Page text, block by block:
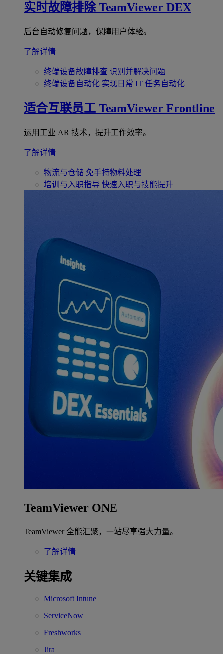
实时故障排除 TeamViewer DEX
后台自动修复问题，保障用户体验。
了解详情
终端设备故障排查 识别并解决问题
终端设备自动化 实现日常 IT 任务自动化
适合互联员工 TeamViewer Frontline
运用工业 AR 技术，提升工作效率。
了解详情
物流与仓储 免手持物料处理
培训与入职指导 快速入职与技能提升
TeamViewer ONE
TeamViewer 全能汇聚，一站尽享强大力量。
了解详情
关键集成
Microsoft Intune
ServiceNow
Freshworks
Jira